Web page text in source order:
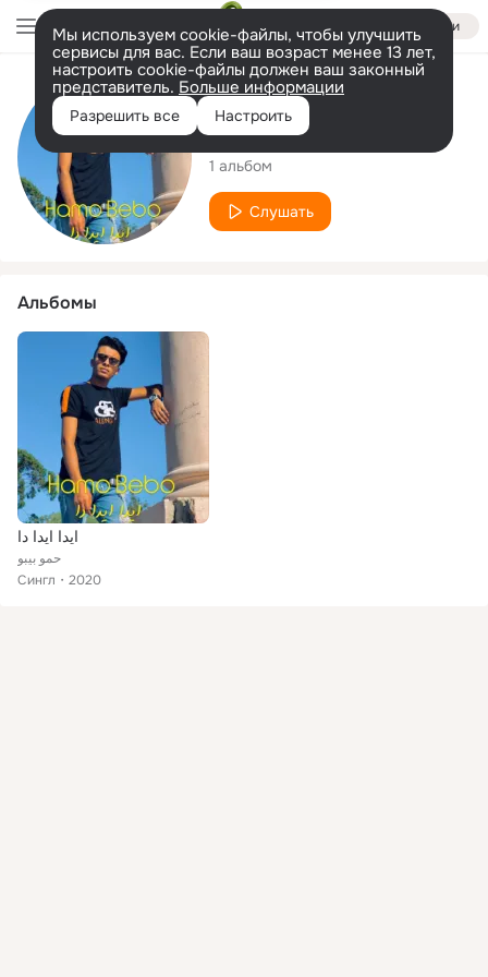
Войти
Мы используем cookie-файлы, чтобы улучшить
сервисы для вас. Если ваш возраст менее 13 лет,
настроить cookie-файлы должен ваш законный
представитель. Больше информации
Разрешить все Настроить
Исполнитель
حمو بيبو
1 альбом
Слушать
Альбомы
ايدا ايدا دا
حمو بيبو
Сингл
2020